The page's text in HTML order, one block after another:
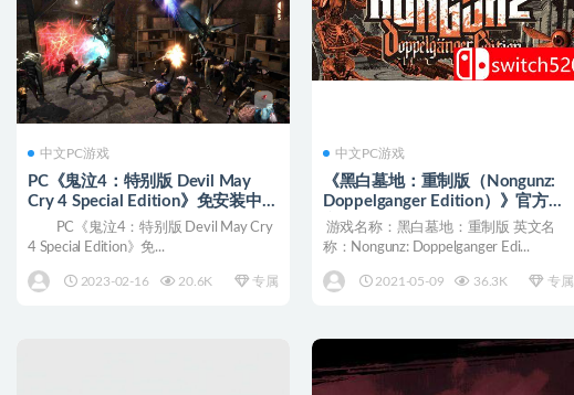
中文PC游戏
PC《鬼泣4：特别版 Devil May
Cry 4 Special Edition》免安装中文
版下载
PC《鬼泣4：特别版 Devil May Cry
4 Special Edition》免...
2023-02-16 20.6K 专属
中文PC游戏
《黑白墓地：重制版（Nongunz:
Doppelganger Edition）》官方中
文 rG硬盘版[CN/TW/EN/JP]
游戏名称：黑白墓地：重制版 英文名
称：Nongunz: Doppelganger Edi...
2021-05-09 36.3K 专属